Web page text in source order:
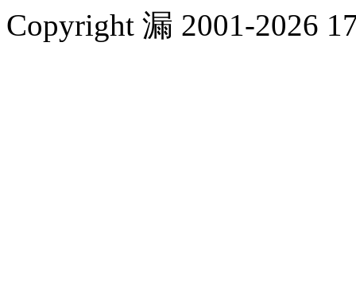
Copyright 漏 2001-2026